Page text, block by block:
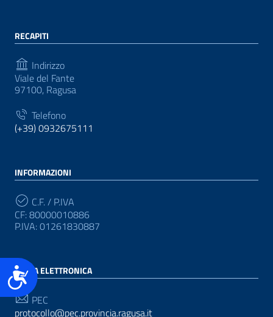
Accessibilità
RECAPITI
Indirizzo
Viale del Fante
97100, Ragusa
Telefono
(+39) 0932675111
INFORMAZIONI
C.F. / P.IVA
CF: 80000010886
P.IVA: 01261830887
POSTA ELETTRONICA
PEC
protocollo@pec.provincia.ragusa.it